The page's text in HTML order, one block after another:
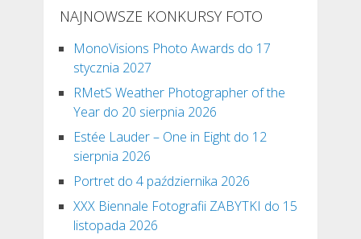
NAJNOWSZE KONKURSY FOTO
MonoVisions Photo Awards do 17
stycznia 2027
RMetS Weather Photographer of the
Year do 20 sierpnia 2026
Estée Lauder – One in Eight do 12
sierpnia 2026
Portret do 4 października 2026
XXX Biennale Fotografii ZABYTKI do 15
listopada 2026